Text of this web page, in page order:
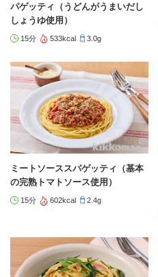
パゲッティ（うどんがうまいだし
しょうゆ使用）
15分 533kcal 3.0g
ミートソーススパゲッティ（基本
の完熟トマトソース使用）
15分 602kcal 2.4g